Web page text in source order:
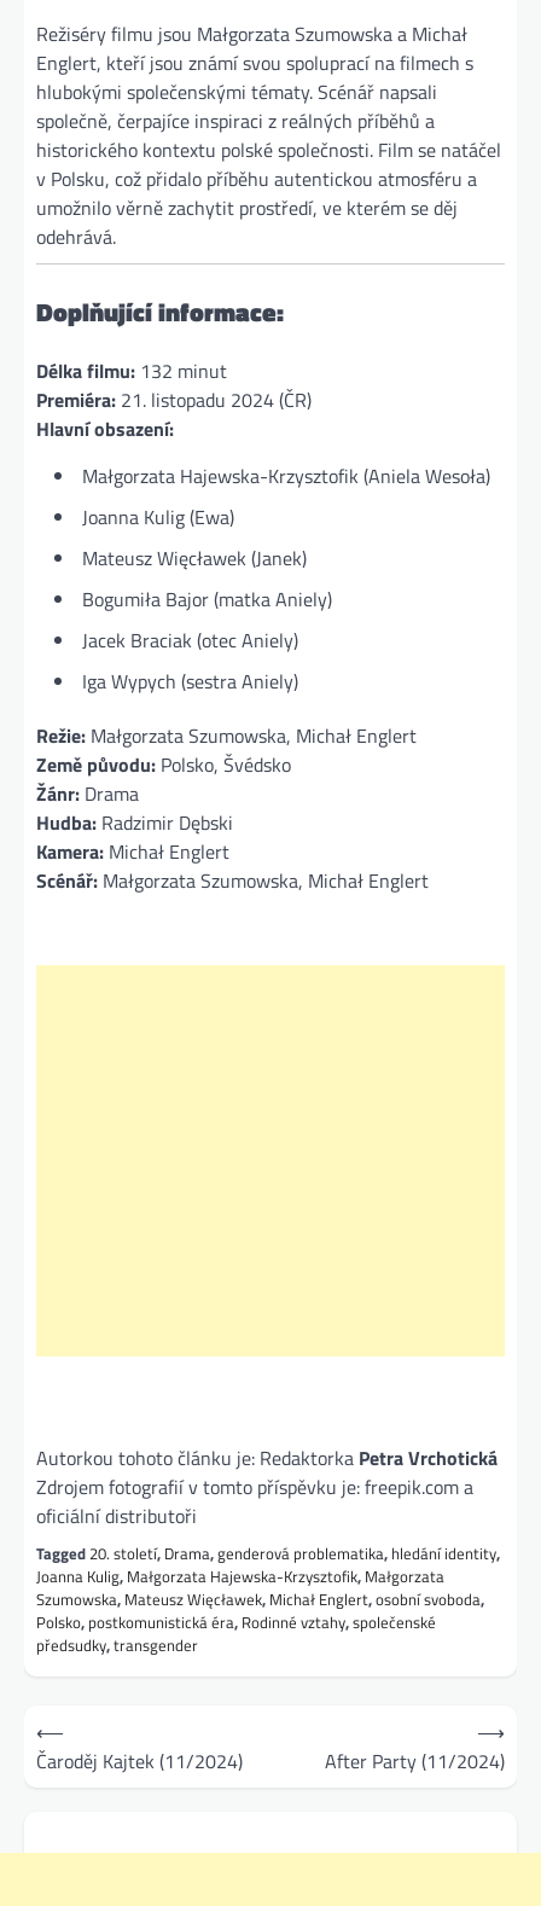
Režiséry filmu jsou Małgorzata Szumowska a Michał
Englert, kteří jsou známí svou spoluprací na filmech s
hlubokými společenskými tématy. Scénář napsali
společně, čerpajíce inspiraci z reálných příběhů a
historického kontextu polské společnosti. Film se natáčel
v Polsku, což přidalo příběhu autentickou atmosféru a
umožnilo věrně zachytit prostředí, ve kterém se děj
odehrává.
Doplňující informace:
Délka filmu: 132 minut
Premiéra: 21. listopadu 2024 (ČR)
Hlavní obsazení:
Małgorzata Hajewska-Krzysztofik (Aniela Wesoła)
Joanna Kulig (Ewa)
Mateusz Więcławek (Janek)
Bogumiła Bajor (matka Aniely)
Jacek Braciak (otec Aniely)
Iga Wypych (sestra Aniely)
Režie: Małgorzata Szumowska, Michał Englert
Země původu: Polsko, Švédsko
Žánr: Drama
Hudba: Radzimir Dębski
Kamera: Michał Englert
Scénář: Małgorzata Szumowska, Michał Englert
Autorkou tohoto článku je: Redaktorka Petra Vrchotická
Zdrojem fotografií v tomto příspěvku je: freepik.com a
oficiální distributoři
Tagged 20. století, Drama,genderová problematika, hledání identity,
Joanna Kulig, Małgorzata Hajewska-Krzysztofik, Małgorzata
Szumowska, Mateusz Więcławek, Michał Englert,osobní svoboda,
Polsko, postkomunistická éra, Rodinné vztahy,společenské
předsudky,transgender
Navigace
pro
příspěvek
⟵
Čaroděj Kajtek (11/2024)
After Party (11/2024)
⟶